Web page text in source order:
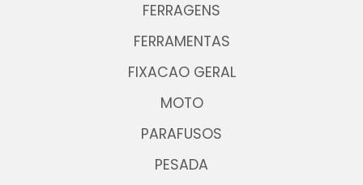
FERRAGENS
FERRAMENTAS
FIXACAO GERAL
MOTO
PARAFUSOS
PESADA